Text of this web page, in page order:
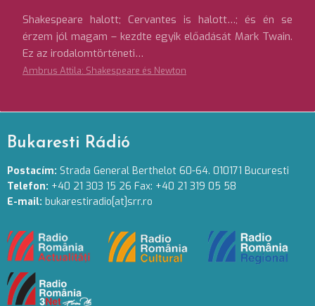
Shakespeare halott; Cervantes is halott…; és én se
érzem jól magam – kezdte egyik előadását Mark Twain.
Ez az irodalomtörténeti…
Ambrus Attila: Shakespeare és Newton
Bukaresti Rádió
Postacím: Strada General Berthelot 60-64. 010171 Bucuresti
Telefon: +40 21 303 15 26 Fax: +40 21 319 05 58
E-mail: bukarestiradio[at]srr.ro